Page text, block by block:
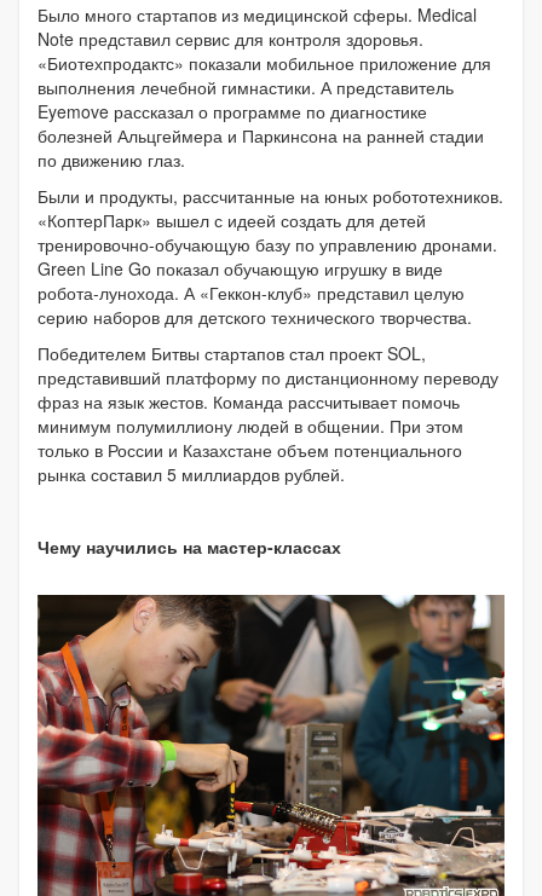
Было много стартапов из медицинской сферы. Medical
Note представил сервис для контроля здоровья.
«Биотехпродактс» показали мобильное приложение для
выполнения лечебной гимнастики. А представитель
Eyemove рассказал о программе по диагностике
болезней Альцгеймера и Паркинсона на ранней стадии
по движению глаз.
Были и продукты, рассчитанные на юных робототехников.
«КоптерПарк» вышел с идеей создать для детей
тренировочно-обучающую базу по управлению дронами.
Green Line Go показал обучающую игрушку в виде
робота-лунохода. А «Геккон-клуб» представил целую
серию наборов для детского технического творчества.
Победителем Битвы стартапов стал проект SOL,
представивший платформу по дистанционному переводу
фраз на язык жестов. Команда рассчитывает помочь
минимум полумиллиону людей в общении. При этом
только в России и Казахстане объем потенциального
рынка составил 5 миллиардов рублей.
Чему научились на мастер-классах